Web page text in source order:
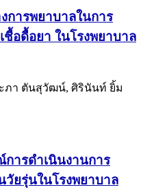
ารพยาบาลในการ
อดื้อยา ในโรงพยาบาล
ภา ตันสุวัฒน์, ศิรินันท์ ยิ้ม
การดำเนินงานการ
วัยรุ่นในโรงพยาบาล